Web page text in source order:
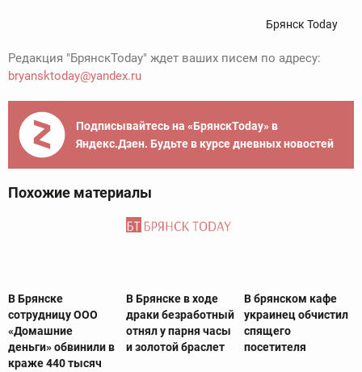
Брянск Today
Редакция "БрянскToday" ждет ваших писем по адресу:
bryansktoday@yandex.ru
Подписывайтесь на «БрянскToday» в
Яндекс.Дзен. Будьте в курсе дневных новостей
Похожие материалы
В Брянске
сотрудницу ООО
«Домашние
деньги» обвинили в
краже 440 тысяч‍
В Брянске в ходе
драки безработный
отнял у парня часы
и золотой браслет
В брянском кафе
украинец обчистил
спящего
посетителя